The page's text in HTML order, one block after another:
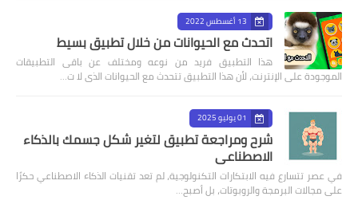
13 أغسطس 2022
اتحدث مع الحيوانات من خلال تطبيق بسيط
هذا التطبيق فريد من نوعه ومختلف عن باقى التطبيقات
الموجودة على الإنترنت، لأن هذا التطبيق تتحدث مع الحيوانات الذى لا ت…
01 يوليو 2025
شرح ومراجعة تطبيق لتغير شكل جسمك بالذكاء
الاصطناعي
في عصر تتسارع فيه الابتكارات التكنولوجية، لم تعد تقنيات الذكاء الاصطناعي حكرًا
على مجالات البرمجة والروبوتات، بل أصبح…